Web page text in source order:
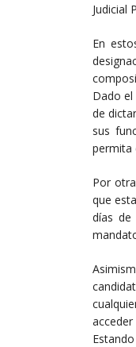
Judicial
En
Dado
de
sus
permita
Por
que
días de